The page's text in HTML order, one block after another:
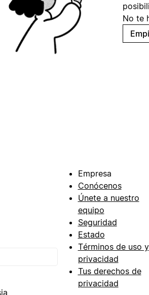
No te
Empresa
Conócenos
Únete a nuestro
equipo
Seguridad
Estado
Términos de uso y
privacidad
Tus derechos de
privacidad